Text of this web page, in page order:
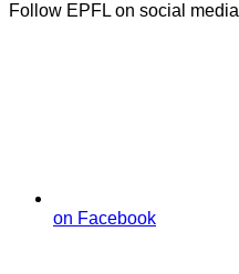
Follow EPFL on social media
on Facebook